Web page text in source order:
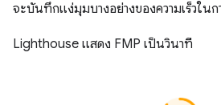
จะบันทึกแง่มุมบางอย่างของความเร็วในก
Lighthouse แสดง FMP เป็นวินาที